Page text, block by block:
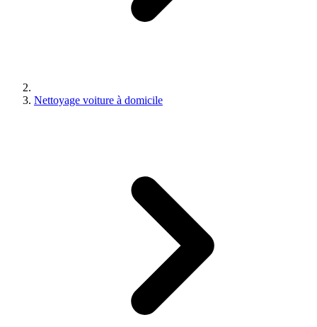
Nettoyage voiture à domicile